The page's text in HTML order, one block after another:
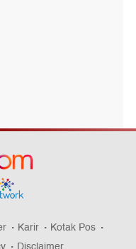
Karir
Kotak Pos